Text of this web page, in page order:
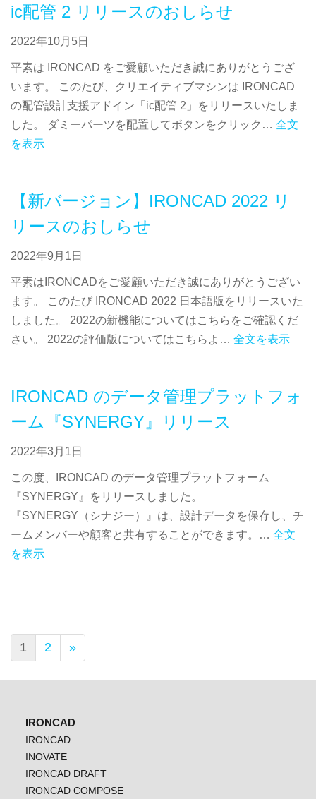
ic配管 2 リリースのおしらせ
2022年10月5日
平素は IRONCAD をご愛顧いただき誠にありがとうござ
います。 このたび、クリエイティブマシンは IRONCAD
の配管設計支援アドイン「ic配管 2」をリリースいたしま
した。 ダミーパーツを配置してボタンをクリック… 全文
を表示
【新バージョン】IRONCAD 2022 リ
リースのおしらせ
2022年9月1日
平素はIRONCADをご愛顧いただき誠にありがとうござい
ます。 このたび IRONCAD 2022 日本語版をリリースいた
しました。 2022の新機能についてはこちらをご確認くだ
さい。 2022の評価版についてはこちらよ… 全文を表示
IRONCAD のデータ管理プラットフォ
ーム『SYNERGY』リリース
2022年3月1日
この度、IRONCAD のデータ管理プラットフォーム
『SYNERGY』をリリースしました。
『SYNERGY（シナジー）』は、設計データを保存し、チ
ームメンバーや顧客と共有することができます。… 全文
を表示
1 2 »
IRONCAD
IRONCAD
INOVATE
IRONCAD DRAFT
IRONCAD COMPOSE